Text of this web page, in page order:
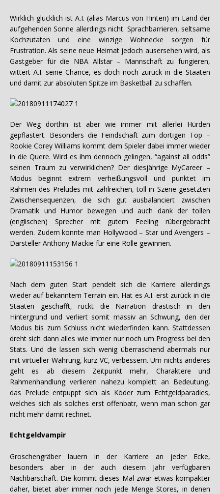
Wirklich glücklich ist A.I. (alias Marcus von Hinten) im Land der
aufgehenden Sonne allerdings nicht. Sprachbarrieren, seltsame
Kochzutaten und eine winzige Wohnecke sorgen für
Frustration. Als seine neue Heimat jedoch ausersehen wird, als
Gastgeber für die NBA Allstar – Mannschaft zu fungieren,
wittert A.I. seine Chance, es doch noch zurück in die Staaten
und damit zur absoluten Spitze im Basketball zu schaffen.
Der Weg dorthin ist aber wie immer mit allerlei Hürden
gepflastert. Besonders die Feindschaft zum dortigen Top –
Rookie Corey Williams kommt dem Spieler dabei immer wieder
in die Quere. Wird es ihm dennoch gelingen, “against all odds”
seinen Traum zu verwirklichen? Der diesjährige MyCareer –
Modus beginnt extrem verheißungsvoll und punktet im
Rahmen des Preludes mit zahlreichen, toll in Szene gesetzten
Zwischensequenzen, die sich gut ausbalanciert zwischen
Dramatik und Humor bewegen und auch dank der tollen
(englischen) Sprecher mit gutem Feeling rübergebracht
werden. Zudem konnte man Hollywood – Star und Avengers –
Darsteller Anthony Mackie für eine Rolle gewinnen.
Nach dem guten Start pendelt sich die Karriere allerdings
wieder auf bekanntem Terrain ein. Hat es A.I. erst zurück in die
Staaten geschafft, rückt die Narration drastisch in den
Hintergrund und verliert somit massiv an Schwung, den der
Modus bis zum Schluss nicht wiederfinden kann. Stattdessen
dreht sich dann alles wie immer nur noch um Progress bei den
Stats. Und die lassen sich wenig überraschend abermals nur
mit virtueller Währung, kurz VC, verbessern. Um nichts anderes
geht es ab diesem Zeitpunkt mehr, Charaktere und
Rahmenhandlung verlieren nahezu komplett an Bedeutung,
das Prelude entpuppt sich als Köder zum Echtgeldparadies,
welches sich als solches erst offenbatr, wenn man schon gar
nicht mehr damit rechnet.
Echtgeldvampir
Groschengräber lauern in der Karriere an jeder Ecke,
besonders aber in der auch diesem Jahr verfügbaren
Nachbarschaft. Die kommt dieses Mal zwar etwas kompakter
daher, bietet aber immer noch jede Menge Stores, in denen